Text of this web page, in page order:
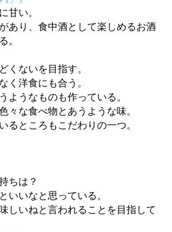
甘い。
あり、食中酒として楽しめるお酒
。
くないを目指す。
く洋食にも合う。
ようなものも作っている。
々な食べ物とあうような味。
るところもこだわりの一つ。
ちは？
いいなと思っている。
しいねと言われることを目指して